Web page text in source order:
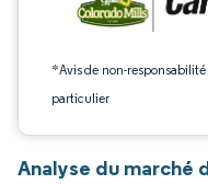
*Avis de non-
particulier
Analyse du marché